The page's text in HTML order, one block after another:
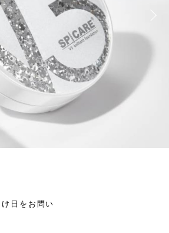
日をお問い